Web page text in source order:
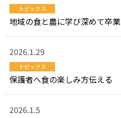
トピックス
地域の食と農に学び深めて卒業
2026.1.29
トピックス
保護者へ食の楽しみ方伝える
2026.1.5